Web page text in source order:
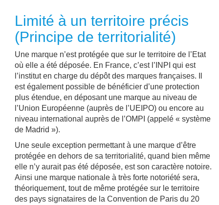
Limité à un territoire précis
(Principe de territorialité)
Une marque n’est protégée que sur le territoire de l’Etat
où elle a été déposée. En France, c’est l’INPI qui est
l’institut en charge du dépôt des marques françaises. Il
est également possible de bénéficier d’une protection
plus étendue, en déposant une marque au niveau de
l’Union Européenne (auprès de l’UEIPO) ou encore au
niveau international auprès de l’OMPI (appelé « système
de Madrid »).
Une seule exception permettant à une marque d’être
protégée en dehors de sa territorialité, quand bien même
elle n’y aurait pas été déposée, est son caractère notoire.
Ainsi une marque nationale à très forte notoriété sera,
théoriquement, tout de même protégée sur le territoire
des pays signataires de la Convention de Paris du 20